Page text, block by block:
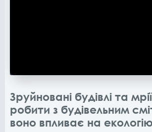
Зруйновані будівлі та
робити з будівельним
воно впливає на